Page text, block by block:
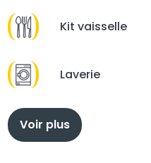
Kit vaisselle
Laverie
Voir plus